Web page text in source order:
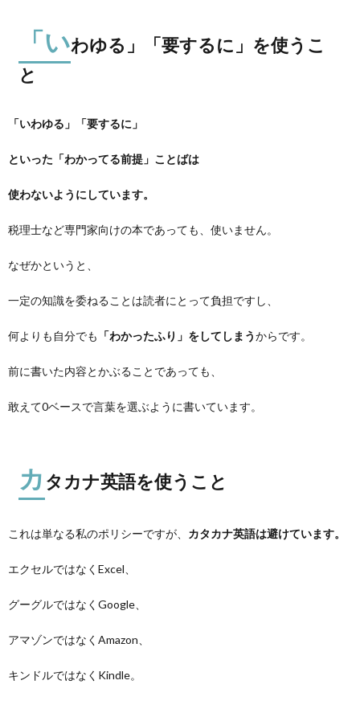
「いわゆる」「要するに」を使うこ
と
「いわゆる」「要するに」
といった「わかってる前提」ことばは
使わないようにしています。
税理士など専門家向けの本であっても、使いません。
なぜかというと、
一定の知識を委ねることは読者にとって負担ですし、
何よりも自分でも 「わかったふり」をしてしまうからです。
前に書いた内容とかぶることであっても、
敢えて0ベースで言葉を選ぶように書いています。
カ タカナ英語を使うこと
これは単なる私のポリシーですが、 カタカナ英語は避けています。
エクセルではなくExcel、
グーグルではなくGoogle、
アマゾンではなくAmazon、
キンドルではなくKindle。